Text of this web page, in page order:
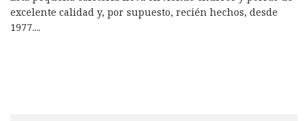
excelente calidad y, por supuesto, recién hechos, desde
1977....